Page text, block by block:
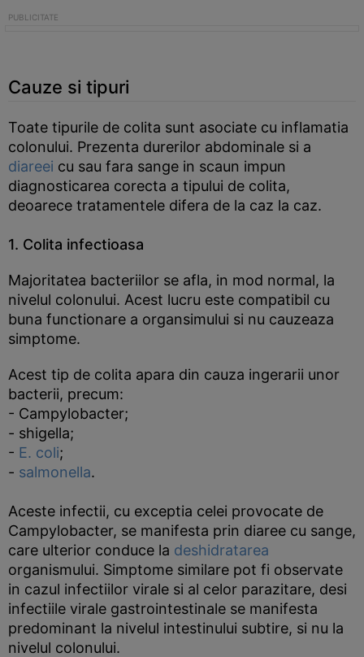
Cauze si tipuri
Toate tipurile de colita sunt asociate cu inflamatia
colonului. Prezenta durerilor abdominale si a
diareei cu sau fara sange in scaun impun
diagnosticarea corecta a tipului de colita,
deoarece tratamentele difera de la caz la caz.
1. Colita infectioasa
Majoritatea bacteriilor se afla, in mod normal, la
nivelul colonului. Acest lucru este compatibil cu
buna functionare a organsimului si nu cauzeaza
simptome.
Acest tip de colita apara din cauza ingerarii unor
bacterii, precum:
- Campylobacter;
- shigella;
- E. coli;
- salmonella.
Aceste infectii, cu exceptia celei provocate de
Campylobacter, se manifesta prin diaree cu sange,
care ulterior conduce la deshidratarea
organismului. Simptome similare pot fi observate
in cazul infectiilor virale si al celor parazitare, desi
infectiile virale gastrointestinale se manifesta
predominant la nivelul intestinului subtire, si nu la
nivelul colonului.